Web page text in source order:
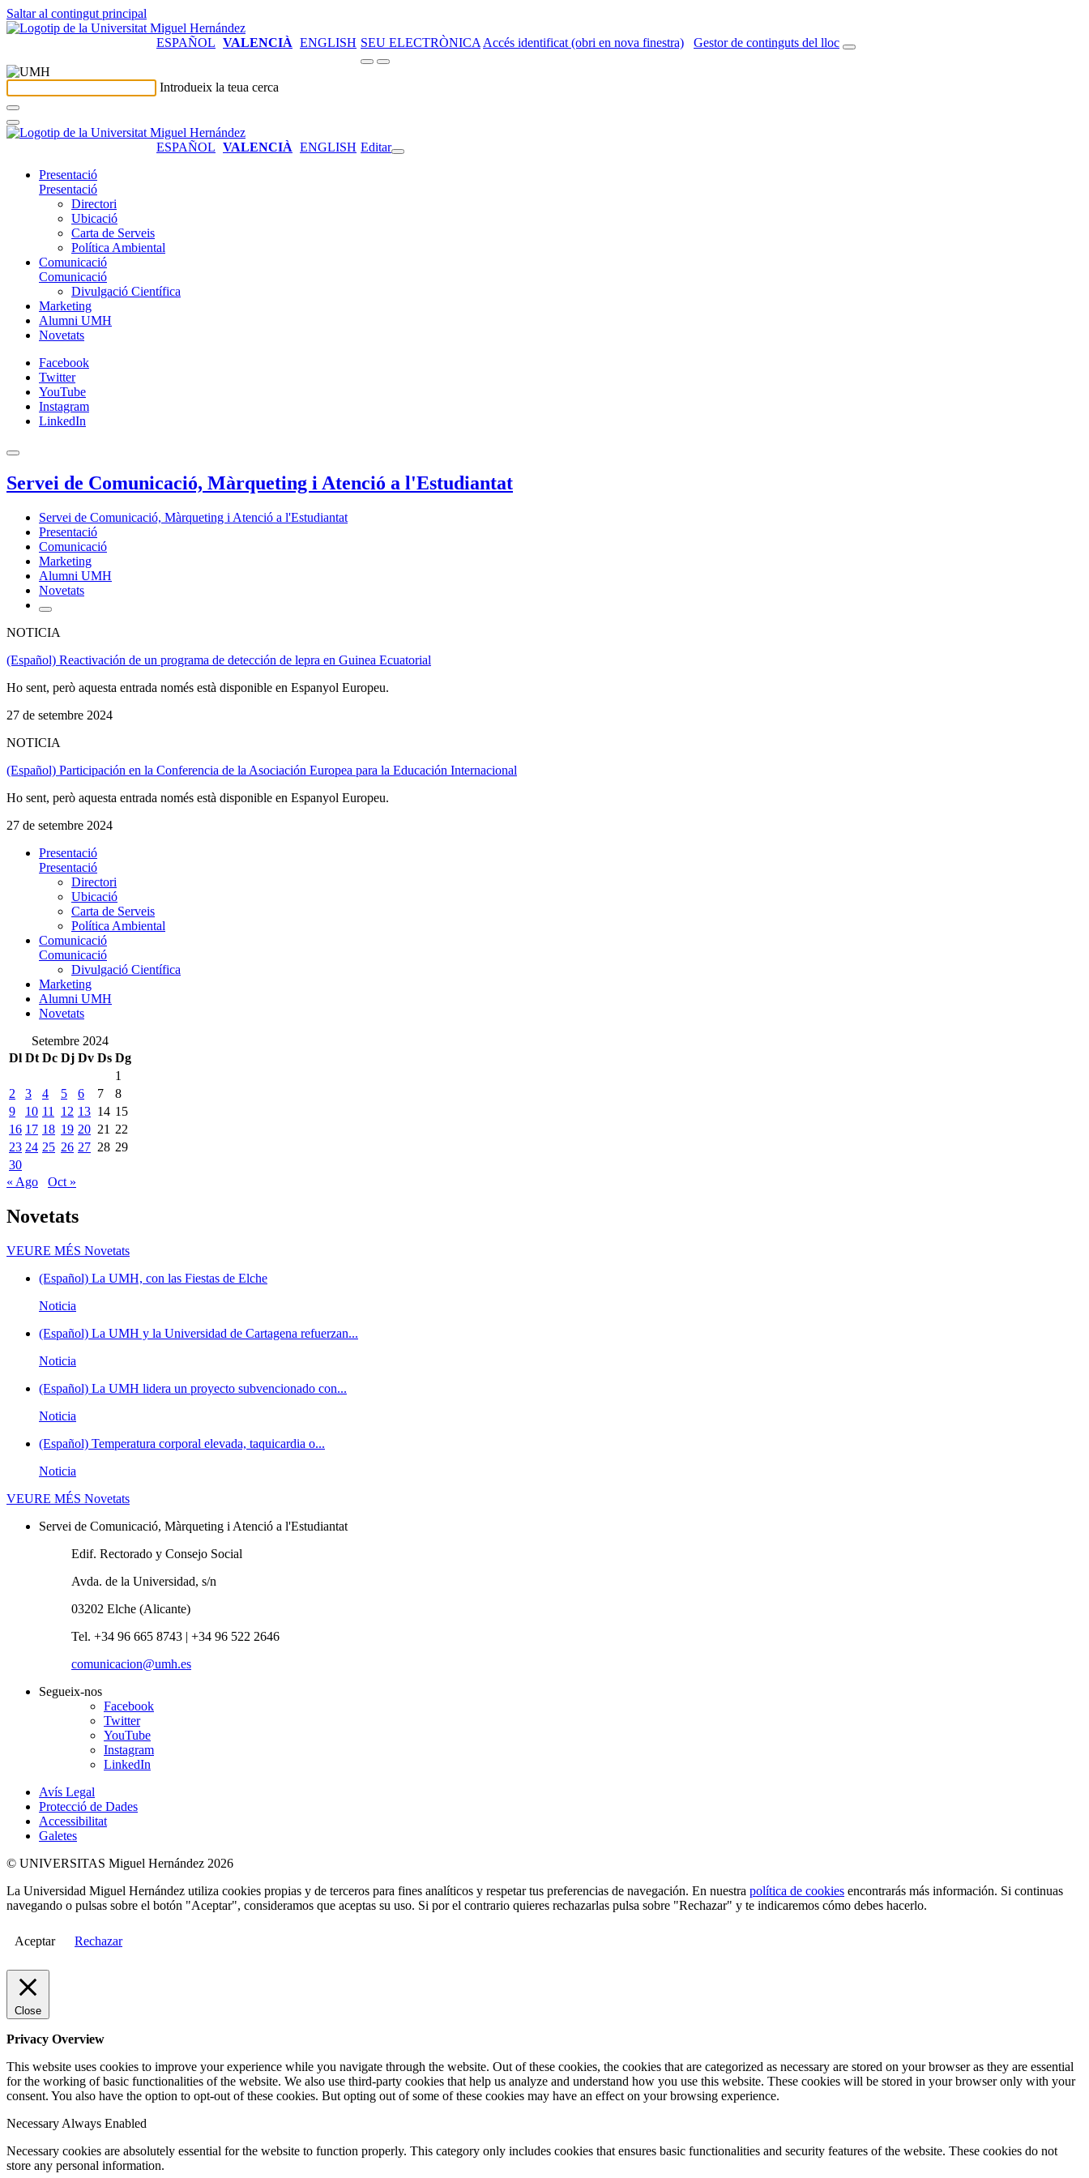
Saltar al contingut principal
ESPAÑOL VALENCIÀ ENGLISH SEU ELECTRÒNICA Accés identificat (obri en nova finestra) Gestor de continguts del lloc
Introdueix la teua cerca
ESPAÑOL VALENCIÀ ENGLISH Editar
Presentació
Presentació
Directori
Ubicació
Carta de Serveis
Política Ambiental
Comunicació
Comunicació
Divulgació Científica
Marketing
Alumni UMH
Novetats
Facebook
Twitter
YouTube
Instagram
LinkedIn
Servei de Comunicació, Màrqueting i Atenció a l'Estudiantat
Servei de Comunicació, Màrqueting i Atenció a l'Estudiantat
Presentació
Comunicació
Marketing
Alumni UMH
Novetats
NOTICIA
(Español) Reactivación de un programa de detección de lepra en Guinea Ecuatorial
Ho sent, però aquesta entrada només està disponible en Espanyol Europeu.
27 de setembre 2024
NOTICIA
(Español) Participación en la Conferencia de la Asociación Europea para la Educación Internacional
Ho sent, però aquesta entrada només està disponible en Espanyol Europeu.
27 de setembre 2024
Presentació
Presentació
Directori
Ubicació
Carta de Serveis
Política Ambiental
Comunicació
Comunicació
Divulgació Científica
Marketing
Alumni UMH
Novetats
Setembre 2024
Dl Dt Dc Dj Dv Ds Dg
1
2
3 4 5 6 7
8
9
10 11 12 13 14 15
16 17 18 19 20 21 22
23 24 25 26 27 28 29
30
« Ago
Oct »
Novetats
VEURE MÉS Novetats
(Español) La UMH, con las Fiestas de Elche
Noticia
(Español) La UMH y la Universidad de Cartagena refuerzan...
Noticia
(Español) La UMH lidera un proyecto subvencionado con...
Noticia
(Español) Temperatura corporal elevada, taquicardia o...
Noticia
VEURE MÉS Novetats
Servei de Comunicació, Màrqueting i Atenció a l'Estudiantat
Edif. Rectorado y Consejo Social
Avda. de la Universidad, s/n
03202 Elche (Alicante)
Tel. +34 96 665 8743 | +34 96 522 2646
comunicacion@umh.es
Segueix-nos
Facebook
Twitter
YouTube
Instagram
LinkedIn
Avís Legal
Protecció de Dades
Accessibilitat
Galetes
© UNIVERSITAS Miguel Hernández 2026
La Universidad Miguel Hernández utiliza cookies propias y de terceros para fines analíticos y respetar tus preferencias de navegación. En nuestra política de cookies encontrarás más información. Si continuas
navegando o pulsas sobre el botón "Aceptar", consideramos que aceptas su uso. Si por el contrario quieres rechazarlas pulsa sobre "Rechazar" y te indicaremos cómo debes hacerlo.
Aceptar Rechazar
Close
Privacy Overview
This website uses cookies to improve your experience while you navigate through the website. Out of these cookies, the cookies that are categorized as necessary are stored on your browser as they are essential
for the working of basic functionalities of the website. We also use third-party cookies that help us analyze and understand how you use this website. These cookies will be stored in your browser only with your
consent. You also have the option to opt-out of these cookies. But opting out of some of these cookies may have an effect on your browsing experience.
Necessary Always Enabled
Necessary cookies are absolutely essential for the website to function properly. This category only includes cookies that ensures basic functionalities and security features of the website. These cookies do not
store any personal information.